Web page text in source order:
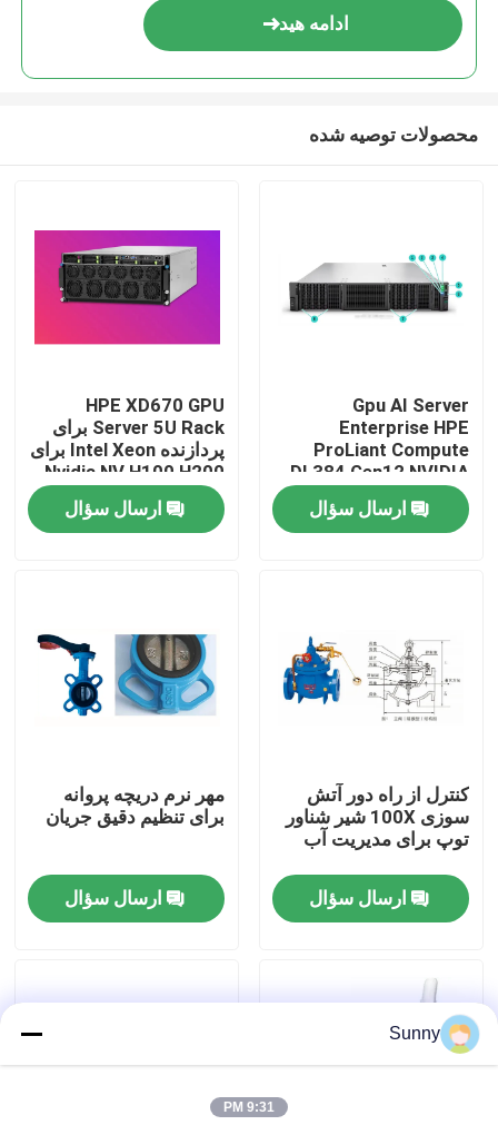
خونه
درباره ما
کنترل کیفیت
با ما تماس بگیرید
خدمات حمل و نقل بین المللی
ادامه هید
محصولات توصیه شده
Gpu AI Server
Enterprise HPE
ProLiant Compute
DL384 Gen12 NVIDIA
GH200 NVL2 Free
Compute Private
Cloud Rack نصب شده
ارسال سؤال
HPE XD670 GPU
Server 5U Rack برای
پردازنده Intel Xeon برای
Nvidia NV H100 H200
H800 PCIE/SXM Nvlink
AI Supercomputing
Case
ارسال سؤال
کنترل از راه دور آتش
سوزی 100X شیر شناور
توپ برای مدیریت آب
ارسال سؤال
مهر نرم دریچه پروانه
برای تنظیم دقیق جریان
ارسال سؤال
Sunny
9:31 PM